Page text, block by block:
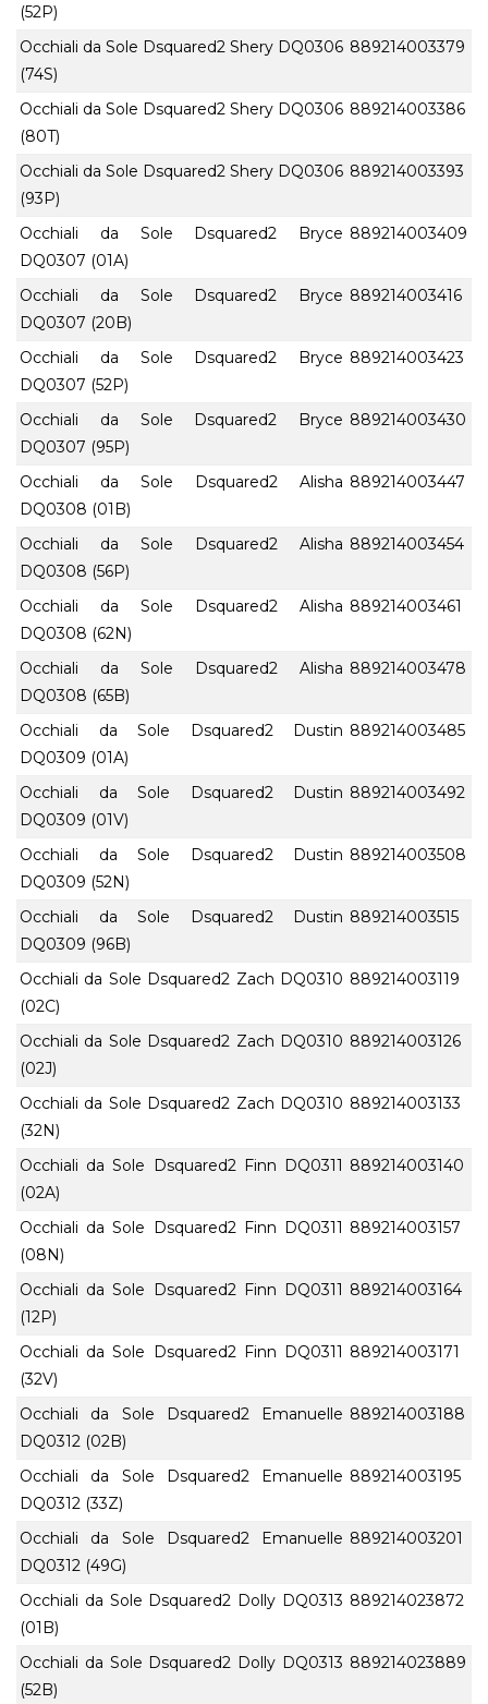
(52P)
Occhiali da Sole Dsquared2 Shery DQ0306
(74S)
889214003379
Occhiali da Sole Dsquared2 Shery DQ0306
(80T)
889214003386
Occhiali da Sole Dsquared2 Shery DQ0306
(93P)
889214003393
Occhiali da Sole Dsquared2 Bryce
DQ0307 (01A)
889214003409
Occhiali da Sole Dsquared2 Bryce
DQ0307 (20B)
889214003416
Occhiali da Sole Dsquared2 Bryce
DQ0307 (52P)
889214003423
Occhiali da Sole Dsquared2 Bryce
DQ0307 (95P)
889214003430
Occhiali da Sole Dsquared2 Alisha
DQ0308 (01B)
889214003447
Occhiali da Sole Dsquared2 Alisha
DQ0308 (56P)
889214003454
Occhiali da Sole Dsquared2 Alisha
DQ0308 (62N)
889214003461
Occhiali da Sole Dsquared2 Alisha
DQ0308 (65B)
889214003478
Occhiali da Sole Dsquared2 Dustin
DQ0309 (01A)
889214003485
Occhiali da Sole Dsquared2 Dustin
DQ0309 (01V)
889214003492
Occhiali da Sole Dsquared2 Dustin
DQ0309 (52N)
889214003508
Occhiali da Sole Dsquared2 Dustin
DQ0309 (96B)
889214003515
Occhiali da Sole Dsquared2 Zach DQ0310
(02C)
889214003119
Occhiali da Sole Dsquared2 Zach DQ0310
(02J)
889214003126
Occhiali da Sole Dsquared2 Zach DQ0310
(32N)
889214003133
Occhiali da Sole Dsquared2 Finn DQ0311
(02A)
889214003140
Occhiali da Sole Dsquared2 Finn DQ0311
(08N)
889214003157
Occhiali da Sole Dsquared2 Finn DQ0311
(12P)
889214003164
Occhiali da Sole Dsquared2 Finn DQ0311
(32V)
889214003171
Occhiali da Sole Dsquared2 Emanuelle
DQ0312 (02B)
889214003188
Occhiali da Sole Dsquared2 Emanuelle
DQ0312 (33Z)
889214003195
Occhiali da Sole Dsquared2 Emanuelle
DQ0312 (49G)
889214003201
Occhiali da Sole Dsquared2 Dolly DQ0313
(01B)
889214023872
Occhiali da Sole Dsquared2 Dolly DQ0313
(52B)
889214023889